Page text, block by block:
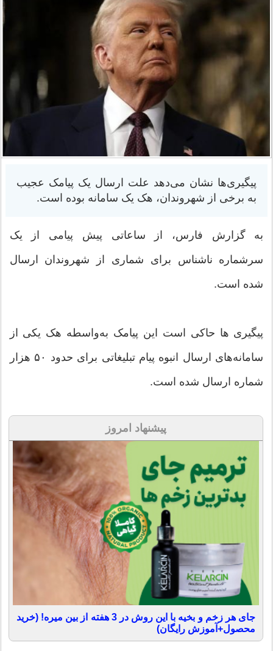
پیگیری‌ها نشان می‌دهد علت ارسال یک پیامک عجیب
به برخی از شهروندان، هک یک سامانه بوده است.
به گزارش فارس، از ساعاتی پیش پیامی از یک
سرشماره ناشناس برای شماری از شهروندان ارسال
شده است.
پیگیری ها حاکی است این پیامک به‌واسطه هک یکی از
سامانه‌های ارسال انبوه پیام تبلیغاتی برای حدود ۵۰ هزار
شماره ارسال شده است.
پیشنهاد امروز
جای هر زخم و بخیه با این روش در 3 هفته از بین میره! (خرید
محصول+آموزش رایگان)